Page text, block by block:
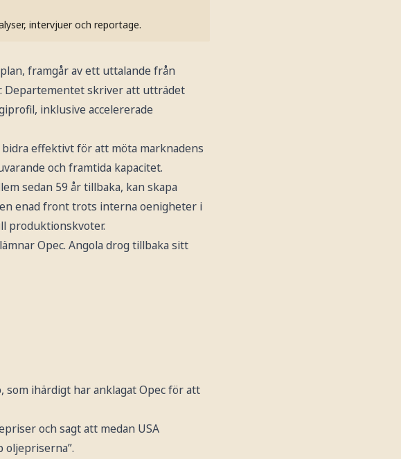
intervjuer och reportage.
framgår av ett uttalande från
Departementet skriver att utträdet
inklusive accelererade
effektivt för att möta marknadens
och framtida kapacitet.
sedan 59 år tillbaka, kan skapa
enad front trots interna oenigheter i
produktionskvoter.
Opec. Angola drog tillbaka sitt
som ihärdigt har anklagat Opec för att
och sagt att medan USA